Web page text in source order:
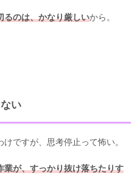
るのは、かなり厳しいから。
い
ですが、思考停止って怖い。
が、すっかり抜け落ちたりす